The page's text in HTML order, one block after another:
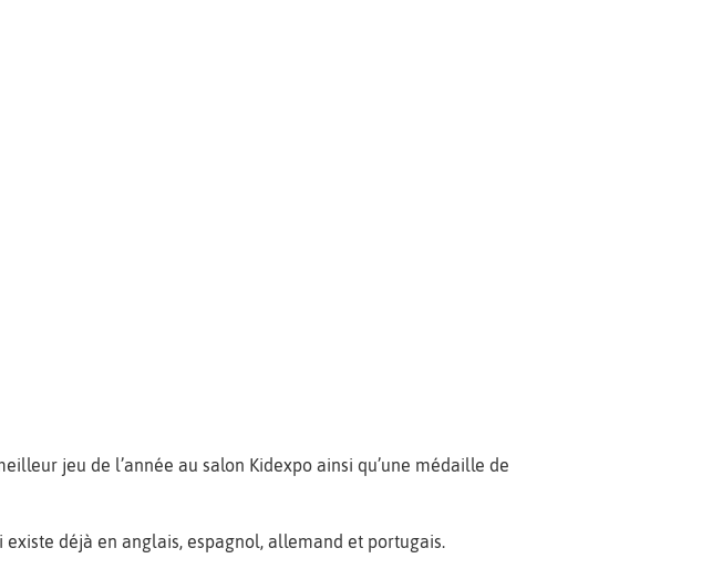
jeu de l’année au salon Kidexpo ainsi qu’une médaille de
déjà en anglais, espagnol, allemand et portugais.